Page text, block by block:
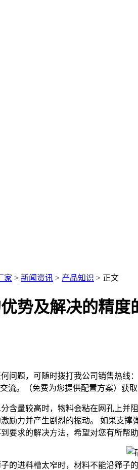
家 > 新闻资讯 > 产品知识 > 正文
势及解决的精度
问题，可随时拨打我公司销售热线：
流。（免费为您提供配置方案） 获
含量较高时，物料会粘在网孔上
励力并产生剧烈的振动。 如果支撑
要求的解决方法，希望对您有所帮助
的进料槽太窄时，材料不能沿筛子